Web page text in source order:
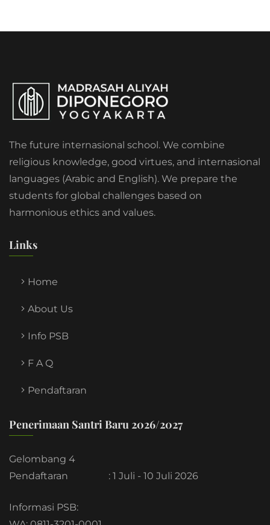
The future internasional school. We combine
religious knowledge, good virtues, and internasional
languages (Arabic and English). We prepare the
students for global challenges based on
harmonious ethics and values.
Links
Home
About Us
Info PSB
F A Q
Pendaftaran
Penerimaan Santri Baru 2026/2027
Gelombang 4
Pendaftaran
: 1 Juli - 10 Juli 2026
Informasi PSB: